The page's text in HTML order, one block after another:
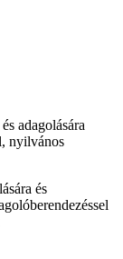
adagolására
nyilvános
és